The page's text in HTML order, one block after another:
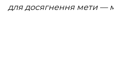
для досягнення мети —